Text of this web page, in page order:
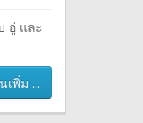
อู่ และ
เพิ่ม ...